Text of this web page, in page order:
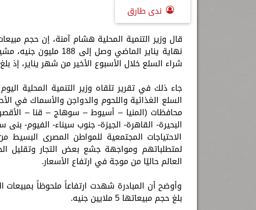
ندى طارق
نهاية يناير الماضي
شراء السلع خلال الأسبوع الأخير من شهر يناير، إذ بلغ حجم
جاء ذلك في تقرير تلقاه وزير التنمية المحلية
محافظات (المنيا – أسيوط – سوهاج – قنا –
البحيرة- القاهرة- الجيزة- جنوب سيناء- الفيوم-
الاحتياجات المجتمعية للمواطن المصرى البسيط
لمتطلباتهم ومواجهة جشع بعض التجار
العالم حاليًا من موجة في ارتفاع الأسعار.
وأوضح أن المبادرة شهدت ارتفاعاً ملحوظاً بمبيعات
بلغ حجم مبيعاتها 5 ملايين جنيه.